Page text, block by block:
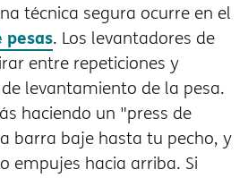
técnica segura ocurre en el
. Los levantadores de
entre repeticiones y
levantamiento de la pesa.
haciendo un "press de
barra baje hasta tu pecho, y
empujes hacia arriba. Si